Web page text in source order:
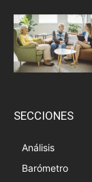
SECCIONES
Análisis
Barómetro